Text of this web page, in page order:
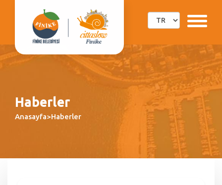
Haberler
Anasayfa>Haberler